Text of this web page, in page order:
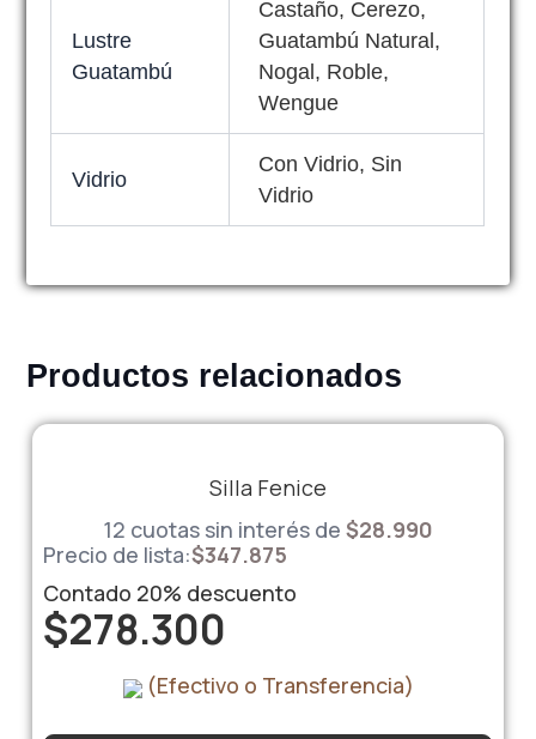
Lustre
Guatambú
Castaño, Cerezo,
Guatambú Natural,
Nogal, Roble,
Wengue
Vidrio
Con Vidrio, Sin
Vidrio
Productos relacionados
Silla Fenice
12 cuotas sin interés de $28.990
Precio de lista:$347.875
Contado 20% descuento
$278.300
(Efectivo o Transferencia)